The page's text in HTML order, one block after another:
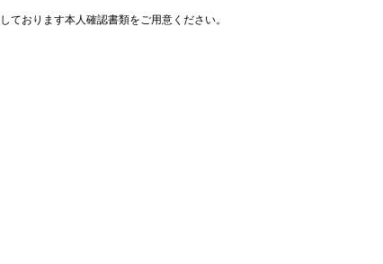
ております本人確認書類をご用意ください。